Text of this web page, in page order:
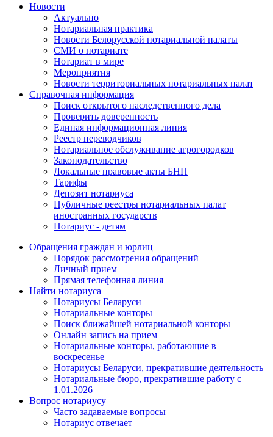
Новости
Актуально
Нотариальная практика
Новости Белорусской нотариальной палаты
СМИ о нотариате
Нотариат в мире
Мероприятия
Новости территориальных нотариальных палат
Справочная информация
Поиск открытого наследственного дела
Проверить доверенность
Единая информационная линия
Реестр переводчиков
Нотариальное обслуживание агрогородков
Законодательство
Локальные правовые акты БНП
Тарифы
Депозит нотариуса
Публичные реестры нотариальных палат
иностранных государств
Нотариус - детям
Обращения граждан и юрлиц
Порядок рассмотрения обращений
Личный прием
Прямая телефонная линия
Найти нотариуса
Нотариусы Беларуси
Нотариальные конторы
Поиск ближайшей нотариальной конторы
Онлайн запись на прием
Нотариальные конторы, работающие в
воскресенье
Нотариусы Беларуси, прекратившие деятельность
Нотариальные бюро, прекратившие работу с
1.01.2026
Вопрос нотариусу
Часто задаваемые вопросы
Нотариус отвечает